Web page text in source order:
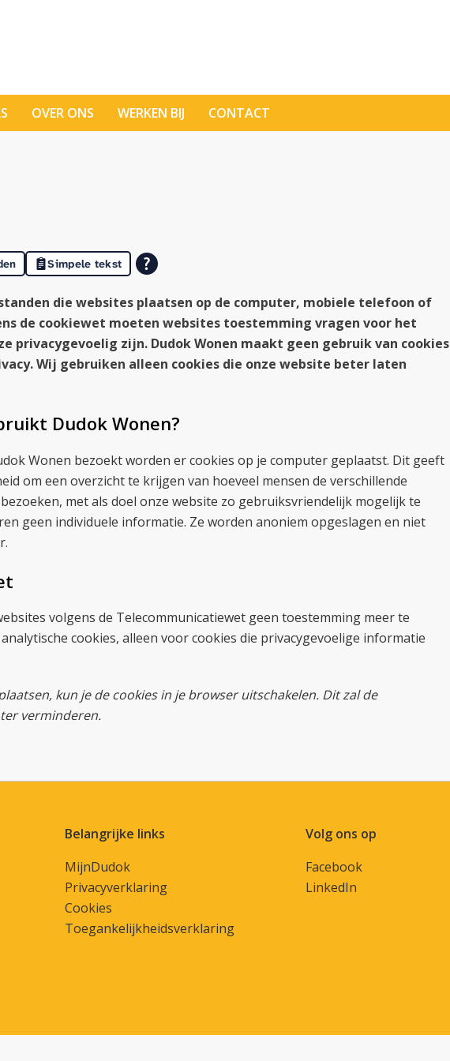
OVER ONS WERKEN BIJ CONTACT
Simpele tekst
die websites plaatsen op de computer, mobiele telefoon of
de cookiewet moeten websites toestemming vragen voor het
privacygevoelig zijn. Dudok Wonen maakt geen gebruik van cookies
Wij gebruiken alleen cookies die onze website beter laten
Dudok Wonen?
Wonen bezoekt worden er cookies op je computer geplaatst. Dit geeft
om een overzicht te krijgen van hoeveel mensen de verschillende
met als doel onze website zo gebruiksvriendelijk mogelijk te
geen individuele informatie. Ze worden anoniem opgeslagen en niet
volgens de Telecommunicatiewet geen toestemming meer te
cookies, alleen voor cookies die privacygevoelige informatie
kun je de cookies in je browser uitschakelen. Dit zal de
verminderen.
Belangrijke links
MijnDudok
Privacyverklaring
Cookies
Toegankelijkheidsverklaring
Volg ons op
Facebook
LinkedIn